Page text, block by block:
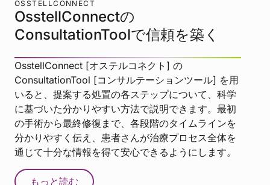
OSSTELLCONNECT
OsstellConnectの
ConsultationToolで信頼を築く
OsstellConnect [オステルコネクト] の
ConsultationTool [コンサルテーションツール] を用
いると、提案する処置の各ステップについて、科学
に基づいた分かりやすい方法で説明できます。最初
の手術から最終修復まで、各段階のタイムラインを
分かりやすく伝え、患者さんが治療プロセス全体を
通じて十分な情報を得て安心できるようにします。
もっと読む